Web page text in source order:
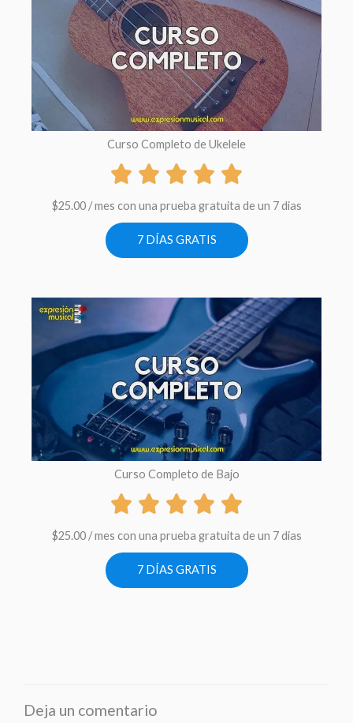
Curso Completo de Ukelele
$25.00 / mes con una prueba gratuita de un 7 dias
7 DÍAS GRATIS
Curso Completo de Bajo
$25.00 / mes con una prueba gratuita de un 7 dias
7 DÍAS GRATIS
Deja un comentario